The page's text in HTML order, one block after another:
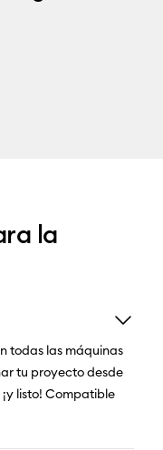
la
todas las máquinas
tu proyecto desde
listo! Compatible